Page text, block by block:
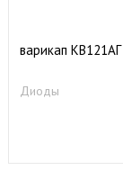
варикап КВ121АГ
Диоды